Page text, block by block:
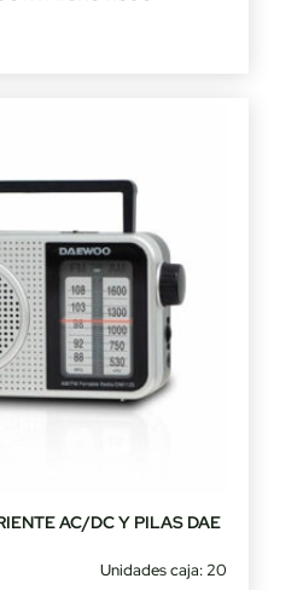
AC/DC Y PILAS DAE
Unidades caja: 20